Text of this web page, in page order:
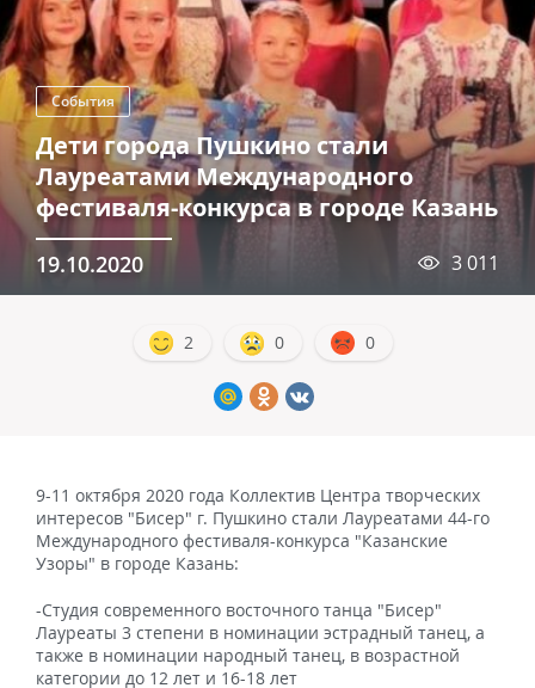
События
Дети города Пушкино стали
Лауреатами Международного
фестиваля-конкурса в городе Казань
19.10.2020 3 011
2 0 0
9-11 октября 2020 года Коллектив Центра творческих
интересов "Бисер" г. Пушкино стали Лауреатами 44-го
Международного фестиваля-конкурса "Казанские
Узоры" в городе Казань:
-Студия современного восточного танца "Бисер"
Лауреаты 3 степени в номинации эстрадный танец, а
также в номинации народный танец, в возрастной
категории до 12 лет и 16-18 лет